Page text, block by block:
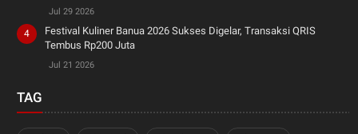
Jul 29 2026
Festival Kuliner Banua 2026 Sukses Digelar, Transaksi QRIS
Tembus Rp200 Juta
Jul 21 2026
TAG